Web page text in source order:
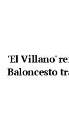
'El Villano'
Baloncesto